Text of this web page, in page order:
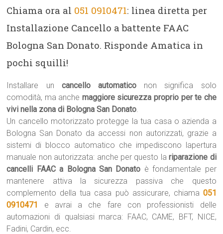
Chiama ora al 051 0910471: linea diretta per
Installazione Cancello a battente FAAC
Bologna San Donato. Risponde Amatica in
pochi squilli!
Installare un cancello automatico non significa solo
comodità, ma anche maggiore sicurezza proprio per te che
vivi nella zona di Bologna San Donato.
Un cancello motorizzato protegge la tua casa o azienda a
Bologna San Donato da accessi non autorizzati, grazie a
sistemi di blocco automatico che impediscono lapertura
manuale non autorizzata: anche per questo lariparazione di
cancelli FAAC a Bologna San Donato è fondamentale per
mantenere attiva la sicurezza passiva che questo
complemento della tua casa può assicurare, chiama 051
0910471
e avrai a che fare con professionisti delle
automazioni di qualsiasi marca: FAAC, CAME, BFT, NICE,
Fadini, Cardin, ecc.